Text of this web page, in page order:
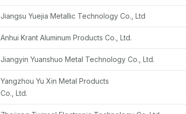
Jiangsu Yuejia Metallic Technology Co., Ltd
Anhui Krant Aluminum Products Co., Ltd.
Jiangyin Yuanshuo Metal Technology Co., Ltd.
Yangzhou Yu Xin Metal Products
Co., Ltd.